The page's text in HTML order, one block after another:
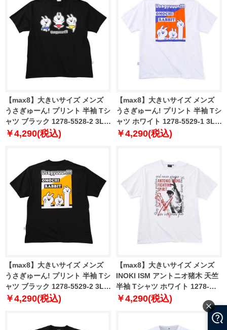
【max8】大きいサイズ メンズ
うさぎゅーん! プリント 半袖 Tシ
ャツ ブラック 1278-5528-2 3L
4L 5L 6L 8L
￥4,290(税込)
【max8】大きいサイズ メンズ
うさぎゅーん! プリント 半袖 Tシ
ャツ ホワイト 1278-5529-1 3L
4L 5L 6L 8L
￥4,290(税込)
【max8】大きいサイズ メンズ
うさぎゅーん! プリント 半袖 Tシ
ャツ ブラック 1278-5529-2 3L
4L 5L 6L 8L
￥4,290(税込)
【max8】大きいサイズ メンズ
INOKI ISM アントニオ猪木 天竺
半袖 Tシャツ ホワイト 1278-
5543-1 3L 4L 5L 6L 8L
￥4,290(税込)